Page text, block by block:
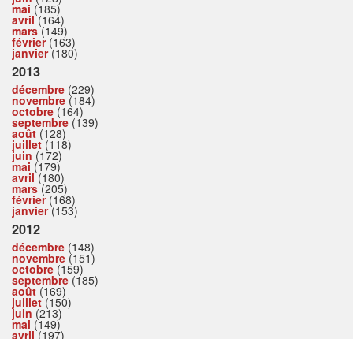
mai (185)
avril(164)
mars(149)
février(163)
janvier(180)
2013
décembre (229)
novembre (184)
octobre (164)
septembre (139)
août (128)
juillet(118)
juin (172)
mai (179)
avril(180)
mars(205)
février(168)
janvier(153)
2012
décembre (148)
novembre (151)
octobre (159)
septembre (185)
août (169)
juillet(150)
juin (213)
mai (149)
avril(197)